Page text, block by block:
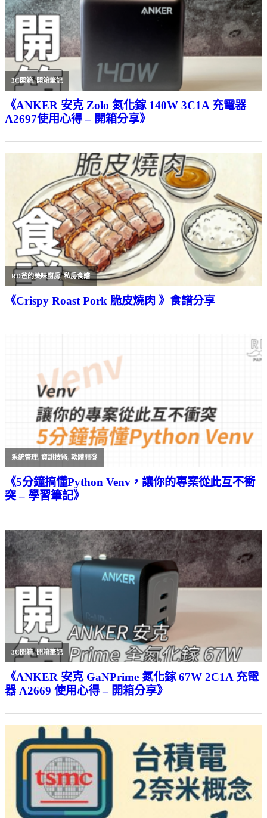
3C開箱,開箱筆記
《ANKER 安克 Zolo 氮化鎵 140W 3C1A 充電器
A2697使用心得 – 開箱分享》
RD爸的美味廚房,私房食譜
《Crispy Roast Pork 脆皮燒肉 》食譜分享
系統管理,資訊技術,軟體開發
《5分鐘搞懂Python Venv，讓你的專案從此互不衝
突 – 學習筆記》
3C開箱,開箱筆記
《ANKER 安克 GaNPrime 氮化鎵 67W 2C1A 充電
器 A2669 使用心得 – 開箱分享》